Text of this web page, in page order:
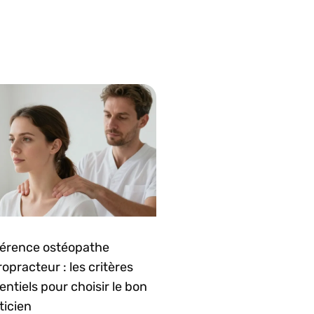
ostéopathe
: les critères
pour choisir le bon